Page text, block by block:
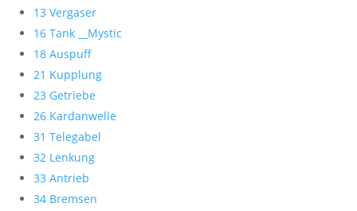
13 Vergaser
16 Tank __Mystic
18 Auspuff
21 Kupplung
23 Getriebe
26 Kardanwelle
31 Telegabel
32 Lenkung
33 Antrieb
34 Bremsen